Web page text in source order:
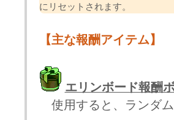
にリセットされます。
【主な報酬アイテム】
エリンボード報酬
使用すると、ランダ